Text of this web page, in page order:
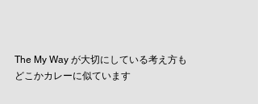
The My Way が大切にしている考え方も
どこかカレーに似ています